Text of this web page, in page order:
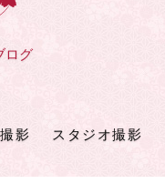
ログ
影 スタジオ撮影